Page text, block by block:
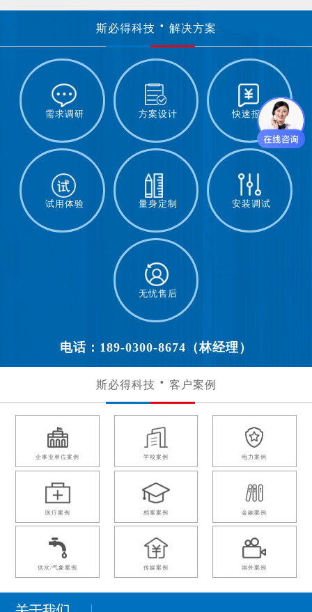
斯必得科技 解决方案
需求调研 方案设计 快速报价
试用体验 量身定制 安装调试
无忧售后
电话：189-0300-8674（林经理）
斯必得科技 客户案例
企事业单位案例 学校案例 电力案例
医疗案例 档案案例 金融案例
供水/气象案例 传媒案例 国外案例